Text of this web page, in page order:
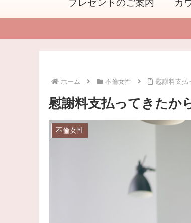
プレゼントのご案内 カ
ホーム 不倫女性 慰謝料支
慰謝料支払ってきたか
不倫女性